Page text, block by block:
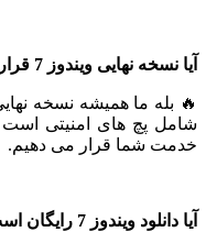
نهایی ویندوز 7 قرار گرفته است؟
ما همیشه نسخه نهایی
پچ های امنیتی است همراه
شما قرار می دهیم.
ویندوز 7 رایگان است ؟